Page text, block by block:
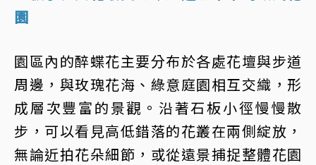
園
園區內的醉蝶花主要分布於各處花壇與步道
周邊，與玫瑰花海、綠意庭園相互交織，形
成層次豐富的景觀。沿著石板小徑慢慢散
步，可以看見高低錯落的花叢在兩側綻放，
無論近拍花朵細節，或從遠景捕捉整體花園